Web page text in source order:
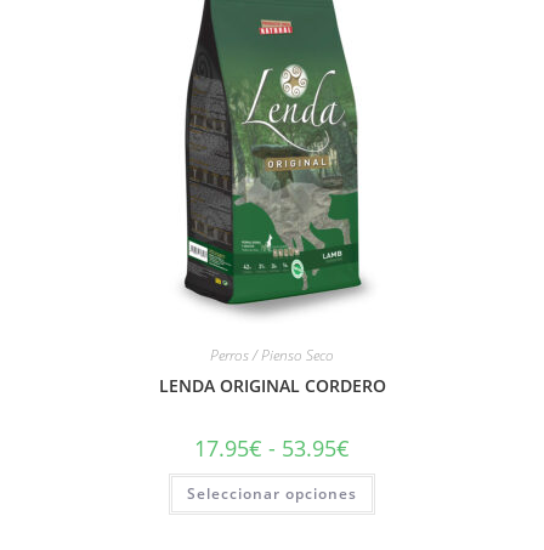
Perros / Pienso Seco
LENDA ORIGINAL CORDERO
17.95€ - 53.95€
Seleccionar opciones